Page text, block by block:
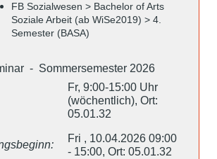
FB Sozialwesen > Bachelor of Arts
Soziale Arbeit (ab WiSe2019) > 4.
Semester (BASA)
- Sommersemester 2026
Fr, 9:00-15:00 Uhr
(wöchentlich), Ort:
05.01.32
Fri , 10.04.2026 09:00
- 15:00, Ort: 05.01.32